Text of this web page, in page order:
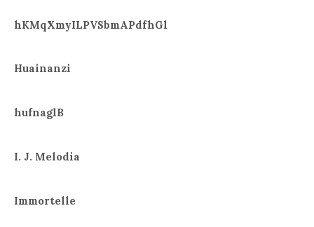
hKMqXmyILPVSbmAPdfhGl
Huainanzi
hufnaglB
I. J. Melodia
Immortelle